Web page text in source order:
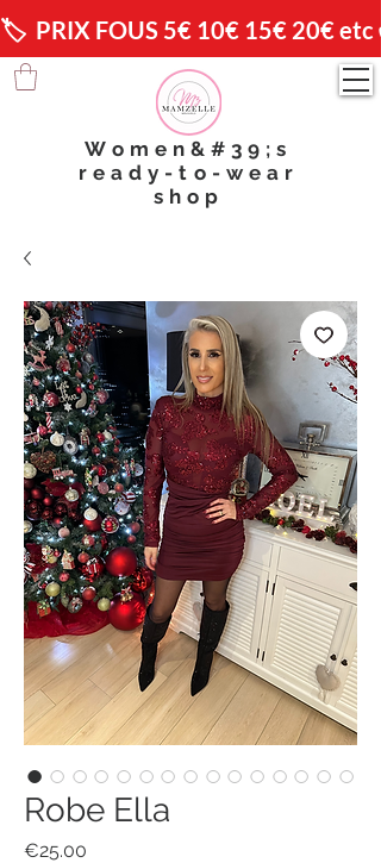
🏷️  PRIX FOUS 5€ 10€ 15€ 20€ etc
Women&#39;s
ready-to-wear
shop
Robe Ella
€25.00